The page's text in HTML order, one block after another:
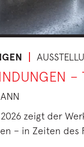
–
zeigt der
– in Zeiten